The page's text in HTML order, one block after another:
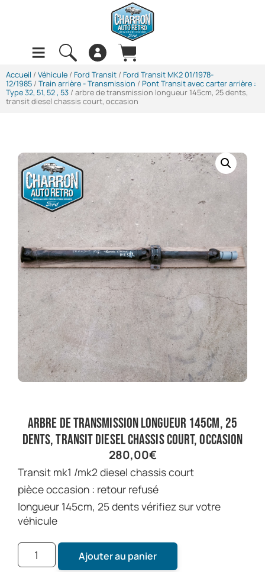
Accueil / Véhicule / Ford Transit / Ford Transit MK2 01/1978-
12/1985 / Train arrière - Transmission / Pont Transit avec carter arrière :
Type 32, 51, 52 , 53 / arbre de transmission longueur 145cm, 25 dents,
transit diesel chassis court, occasion
arbre de transmission longueur 145cm, 25
dents, transit diesel chassis court, occasion
280,00€
transit mk1 /mk2 diesel chassis court
pièce occasion : retour refusé
longueur 145cm, 25 dents vérifiez sur votre
véhicule
Ajouter au panier